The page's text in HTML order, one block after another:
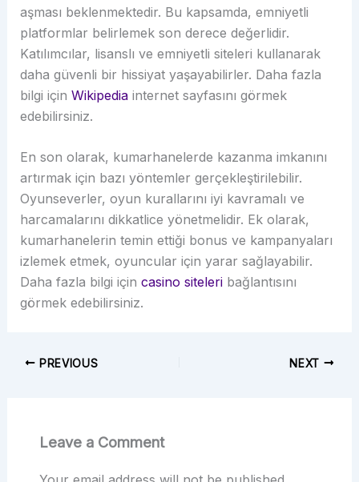
aşması beklenmektedir. Bu kapsamda, emniyetli
platformlar belirlemek son derece değerlidir.
Katılımcılar, lisanslı ve emniyetli siteleri kullanarak
daha güvenli bir hissiyat yaşayabilirler. Daha fazla
bilgi için Wikipediainternet sayfasını görmek
edebilirsiniz.
En son olarak, kumarhanelerde kazanma imkanını
artırmak için bazı yöntemler gerçekleştirilebilir.
Oyunseverler, oyun kurallarını iyi kavramalı ve
harcamalarını dikkatlice yönetmelidir. Ek olarak,
kumarhanelerin temin ettiği bonus ve kampanyaları
izlemek etmek, oyuncular için yarar sağlayabilir.
Daha fazla bilgi için casino siteleribağlantısını
görmek edebilirsiniz.
PREVIOUS NEXT
Leave a Comment